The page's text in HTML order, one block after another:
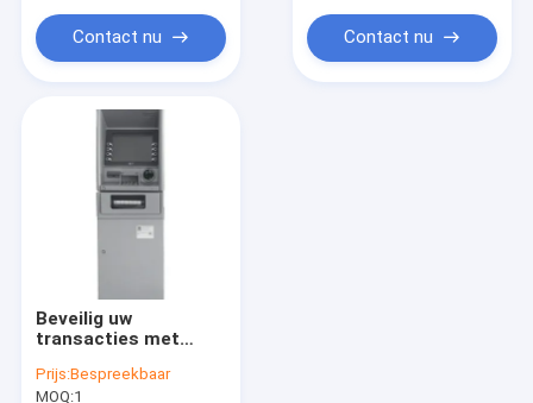
Contact nu Contact nu
Beveilig uw
transacties met
authenticatie,
Prijs:Bespreekbaar
MOQ:1